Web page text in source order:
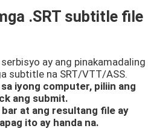
.SRT subtitle file
ay ang pinakamadaling
subtitle na SRT/VTT/ASS.
iyong computer, piliin ang
ang submit.
at ang resultang file ay
ito ay handa na.